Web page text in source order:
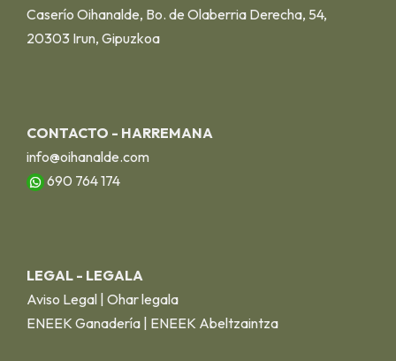
Caserío Oihanalde, Bo. de Olaberria Derecha, 54,
20303 Irun, Gipuzkoa
CONTACTO - HARREMANA
info@oihanalde.com
690 764 174
LEGAL - LEGALA
Aviso Legal | Ohar legala
ENEEK Ganadería | ENEEK Abeltzaintza